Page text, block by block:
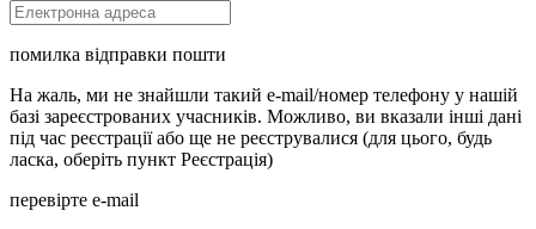
помилка відправки пошти
На жаль, ми не знайшли такий e-mail/номер телефону у нашій
базі зареєстрованих учасників. Можливо, ви вказали інші дані
під час реєстрації або ще не реєструвалися (для цього, будь
ласка, оберіть пункт Реєстрація)
перевірте e-mail